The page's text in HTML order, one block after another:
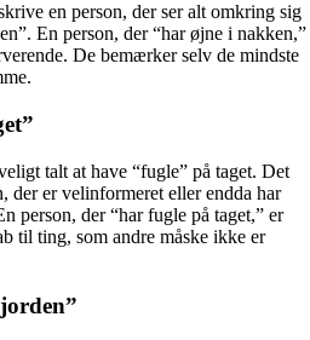
en person, der ser alt omkring sig
En person, der “har øjne i nakken,”
De bemærker selv de mindste
talt at have “fugle” på taget. Det
der er velinformeret eller endda har
person, der “har fugle på taget,” er
til ting, som andre måske ikke er